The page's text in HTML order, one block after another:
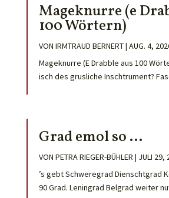
Mageknurre (e
100 Wörtern)
VON IRMTRAUD BERNERT| AUG. 4,
Mageknurre (E Drabble aus 100
isch des grusliche Inschtrument?
Grad emol so …
VON PETRA RIEGER-BÜHLER | JULI 29,
’s gebt Schweregrad Dienschtgrad
90 Grad. Leningrad Belgrad weiter